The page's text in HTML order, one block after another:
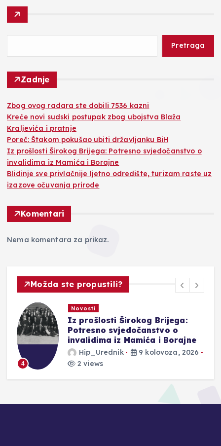
Pretraga
Zadnje
Zbog ovog radara ste dobili 7536 kazni
Kreće novi sudski postupak zbog ubojstva Blaža
Kraljevića i pratnje
Poreč: Štakom pokušao ubiti državljanku BiH
Iz prošlosti Širokog Brijega: Potresno svjedočanstvo o
invalidima iz Mamića i Borajne
Blidinje sve privlačnije ljetno odredište, turizam raste uz
izazove očuvanja prirode
Komentari
Nema komentara za prikaz.
Možda ste propustili?
4
Novosti
Iz prošlosti Širokog Brijega:
Potresno svjedočanstvo o
invalidima iz Mamića i Borajne
Hip_Urednik
9 kolovoza, 2026
2 views